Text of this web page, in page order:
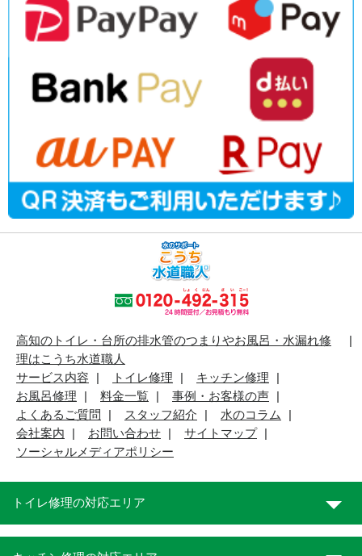
高知のトイレ・台所の排水管のつまりやお風呂・水漏れ修
理はこうち水道職人
サービス内容
トイレ修理
キッチン修理
お風呂修理
料金一覧
事例・お客様の声
よくあるご質問
スタッフ紹介
水のコラム
会社案内
お問い合わせ
サイトマップ
ソーシャルメディアポリシー
トイレ修理の対応エリア